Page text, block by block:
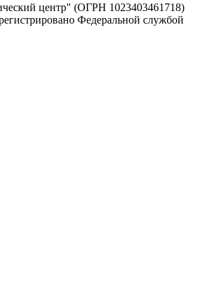
центр" (ОГРН 1023403461718)
Федеральной службой